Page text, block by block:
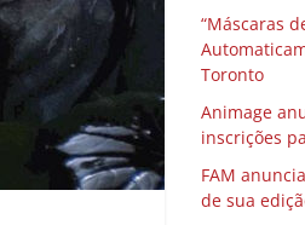
“Máscaras
Toronto
Animage
inscrições
FAM
de sua